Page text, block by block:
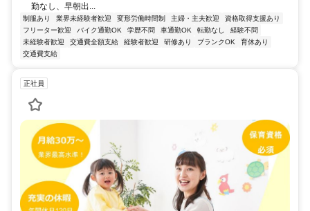
勤なし、早朝出...
制服あり 業界未経験者歓迎 変形労働時間制 主婦・主夫歓迎
資格取得支援あり
フリーター歓迎
バイク通勤OK 学歴不問 車通勤OK 転勤なし
経験不問
未経験者歓迎
交通費全額支給 経験者歓迎 研修あり ブランクOK
育休あり
交通費支給
正社員